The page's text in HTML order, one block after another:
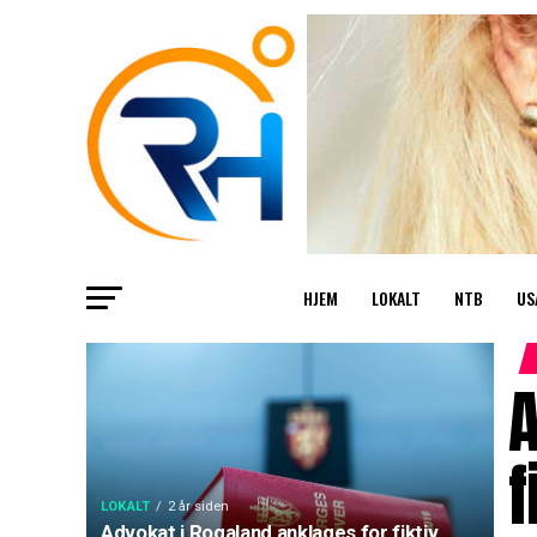
HJEM LOKALT NTB
LOKALT 2 år siden
Advokat i Rogaland anklages for fiktiv